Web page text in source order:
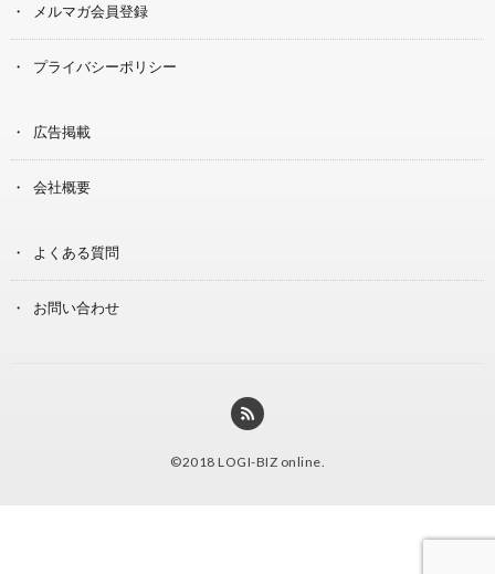
メルマガ会員登録
プライバシーポリシー
広告掲載
会社概要
よくある質問
お問い合わせ
©2018 LOGI-BIZ online